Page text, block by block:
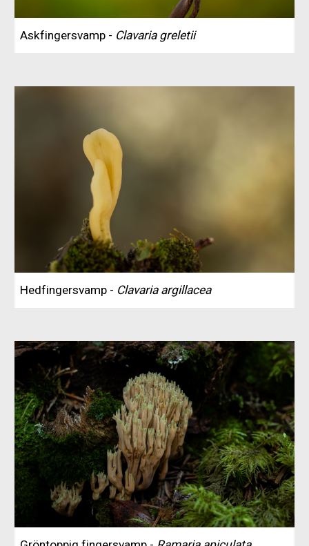
Askfingersvamp - Clavaria greletii
Hedfingersvamp - Clavaria argillacea